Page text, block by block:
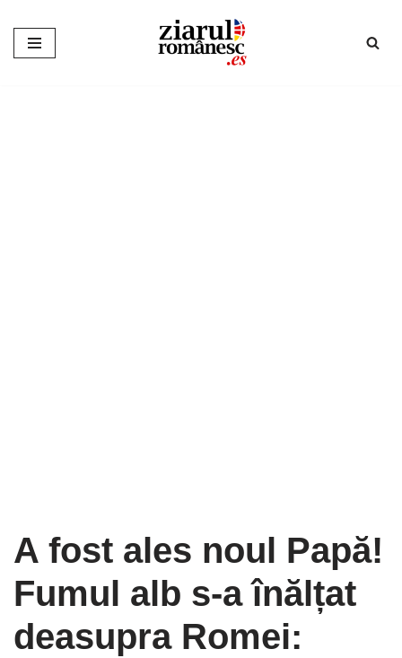
Sari
A fost ales noul Papă!
Fumul alb s-a înălțat
deasupra Romei: